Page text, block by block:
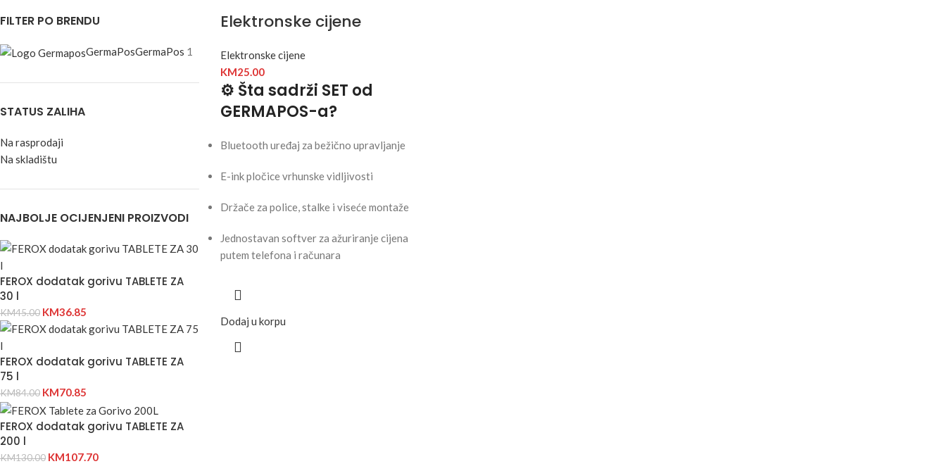
FILTER PO BRENDU
GermaPosGermaPos 1
STATUS ZALIHA
Na rasprodaji
Na skladištu
NAJBOLJE OCIJENJENI PROIZVODI
FEROX dodatak gorivu TABLETE ZA
30 l
KM45.00 KM36.85
FEROX dodatak gorivu TABLETE ZA
75 l
KM84.00 KM70.85
FEROX dodatak gorivu TABLETE ZA
200 l
KM130.00 KM107.70
Elektronske cijene
Elektronske cijene
KM25.00
⚙️ Šta sadrži SET od
GERMAPOS-a?
Bluetooth uređaj za bežično upravljanje
E-ink pločice vrhunske vidljivosti
Držače za police, stalke i viseće montaže
Jednostavan softver za ažuriranje cijena
putem telefona i računara
Dodaj u korpu